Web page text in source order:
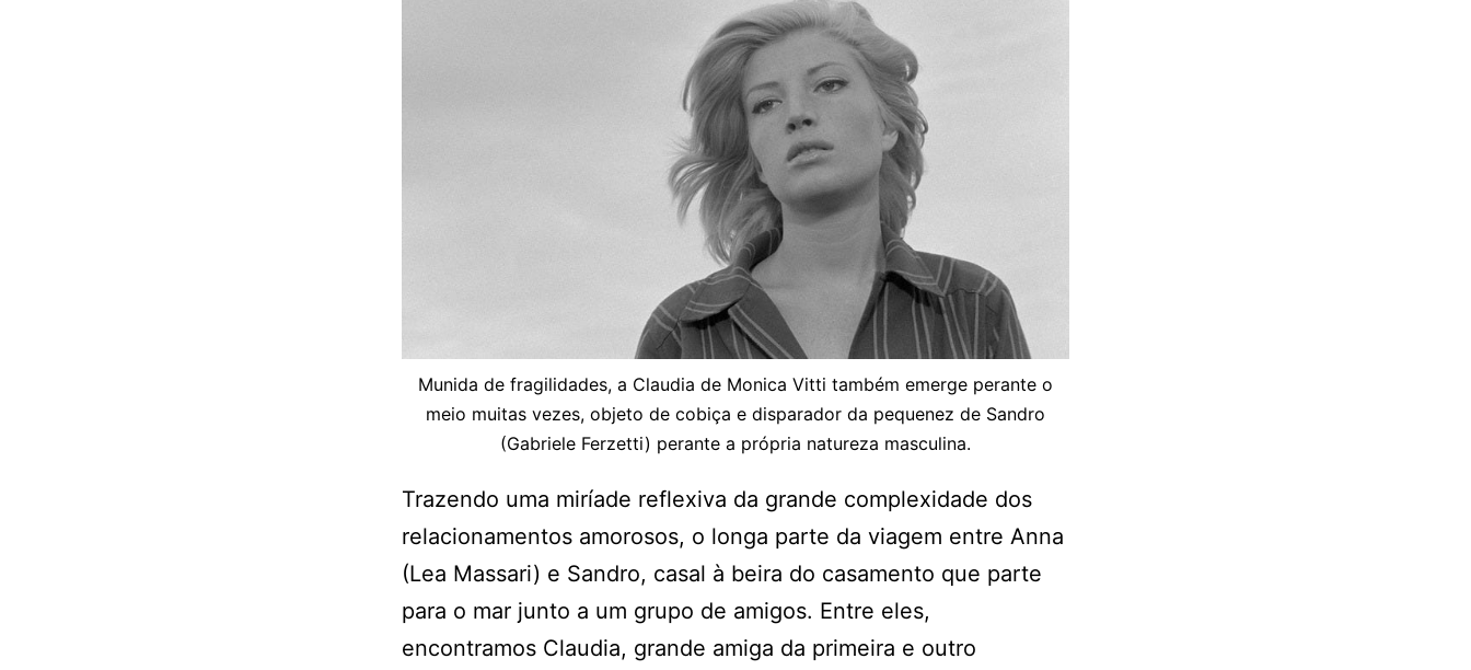
Munida de fragilidades, a Claudia de Monica Vitti também emerge perante o
meio muitas vezes, objeto de cobiça e disparador da pequenez de Sandro
(Gabriele Ferzetti) perante a própria natureza masculina.
Trazendo uma miríade reflexiva da grande complexidade dos
relacionamentos amorosos, o longa parte da viagem entre Anna
(Lea Massari) e Sandro, casal à beira do casamento que parte
para o mar junto a um grupo de amigos. Entre eles,
encontramos Claudia, grande amiga da primeira e outro